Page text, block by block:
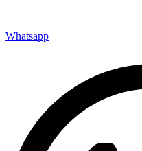
Whatsapp